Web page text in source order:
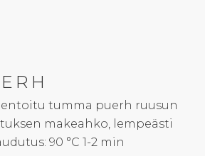
tumma puerh ruusun
makeahko, lempeästi
90 °C 1-2 min